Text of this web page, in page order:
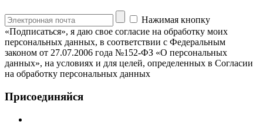
Нажимая кнопку
«Подписаться», я даю свое согласие на обработку моих
персональных данных, в соответствии с Федеральным
законом от 27.07.2006 года №152-ФЗ «О персональных
данных», на условиях и для целей, определенных в Согласии
на обработку персональных данных
Присоединяйся